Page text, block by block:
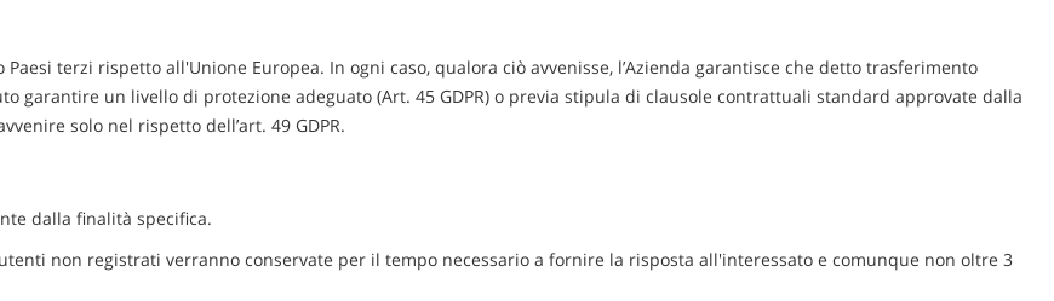
terzi rispetto all'Unione Europea. In ogni caso, qualora ciò avvenisse, l’Azienda garantisce che detto trasferimento
garantire un livello di protezione adeguato (Art. 45 GDPR) o previa stipula di clausole contrattuali standard approvate dalla
solo nel rispetto dell’art. 49 GDPR.
dalla finalità specifica.
non registrati verranno conservate per il tempo necessario a fornire la risposta all'interessato e comunque non oltre 3